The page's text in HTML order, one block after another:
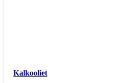
Kalkooliet